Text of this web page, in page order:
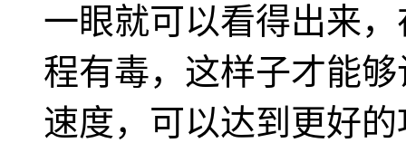
一眼就可以看得出来
程有毒，这样子才能
速度，可以达到更好